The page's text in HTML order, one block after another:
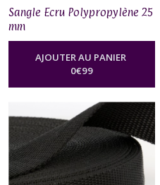
Sangle Ecru Polypropylène 25
mm
AJOUTER AU PANIER
0€99